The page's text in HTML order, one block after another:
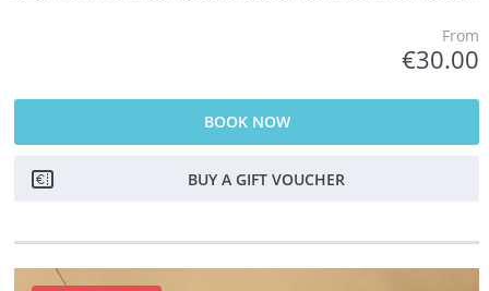
From
€30.00
BOOK NOW
BUY A GIFT VOUCHER